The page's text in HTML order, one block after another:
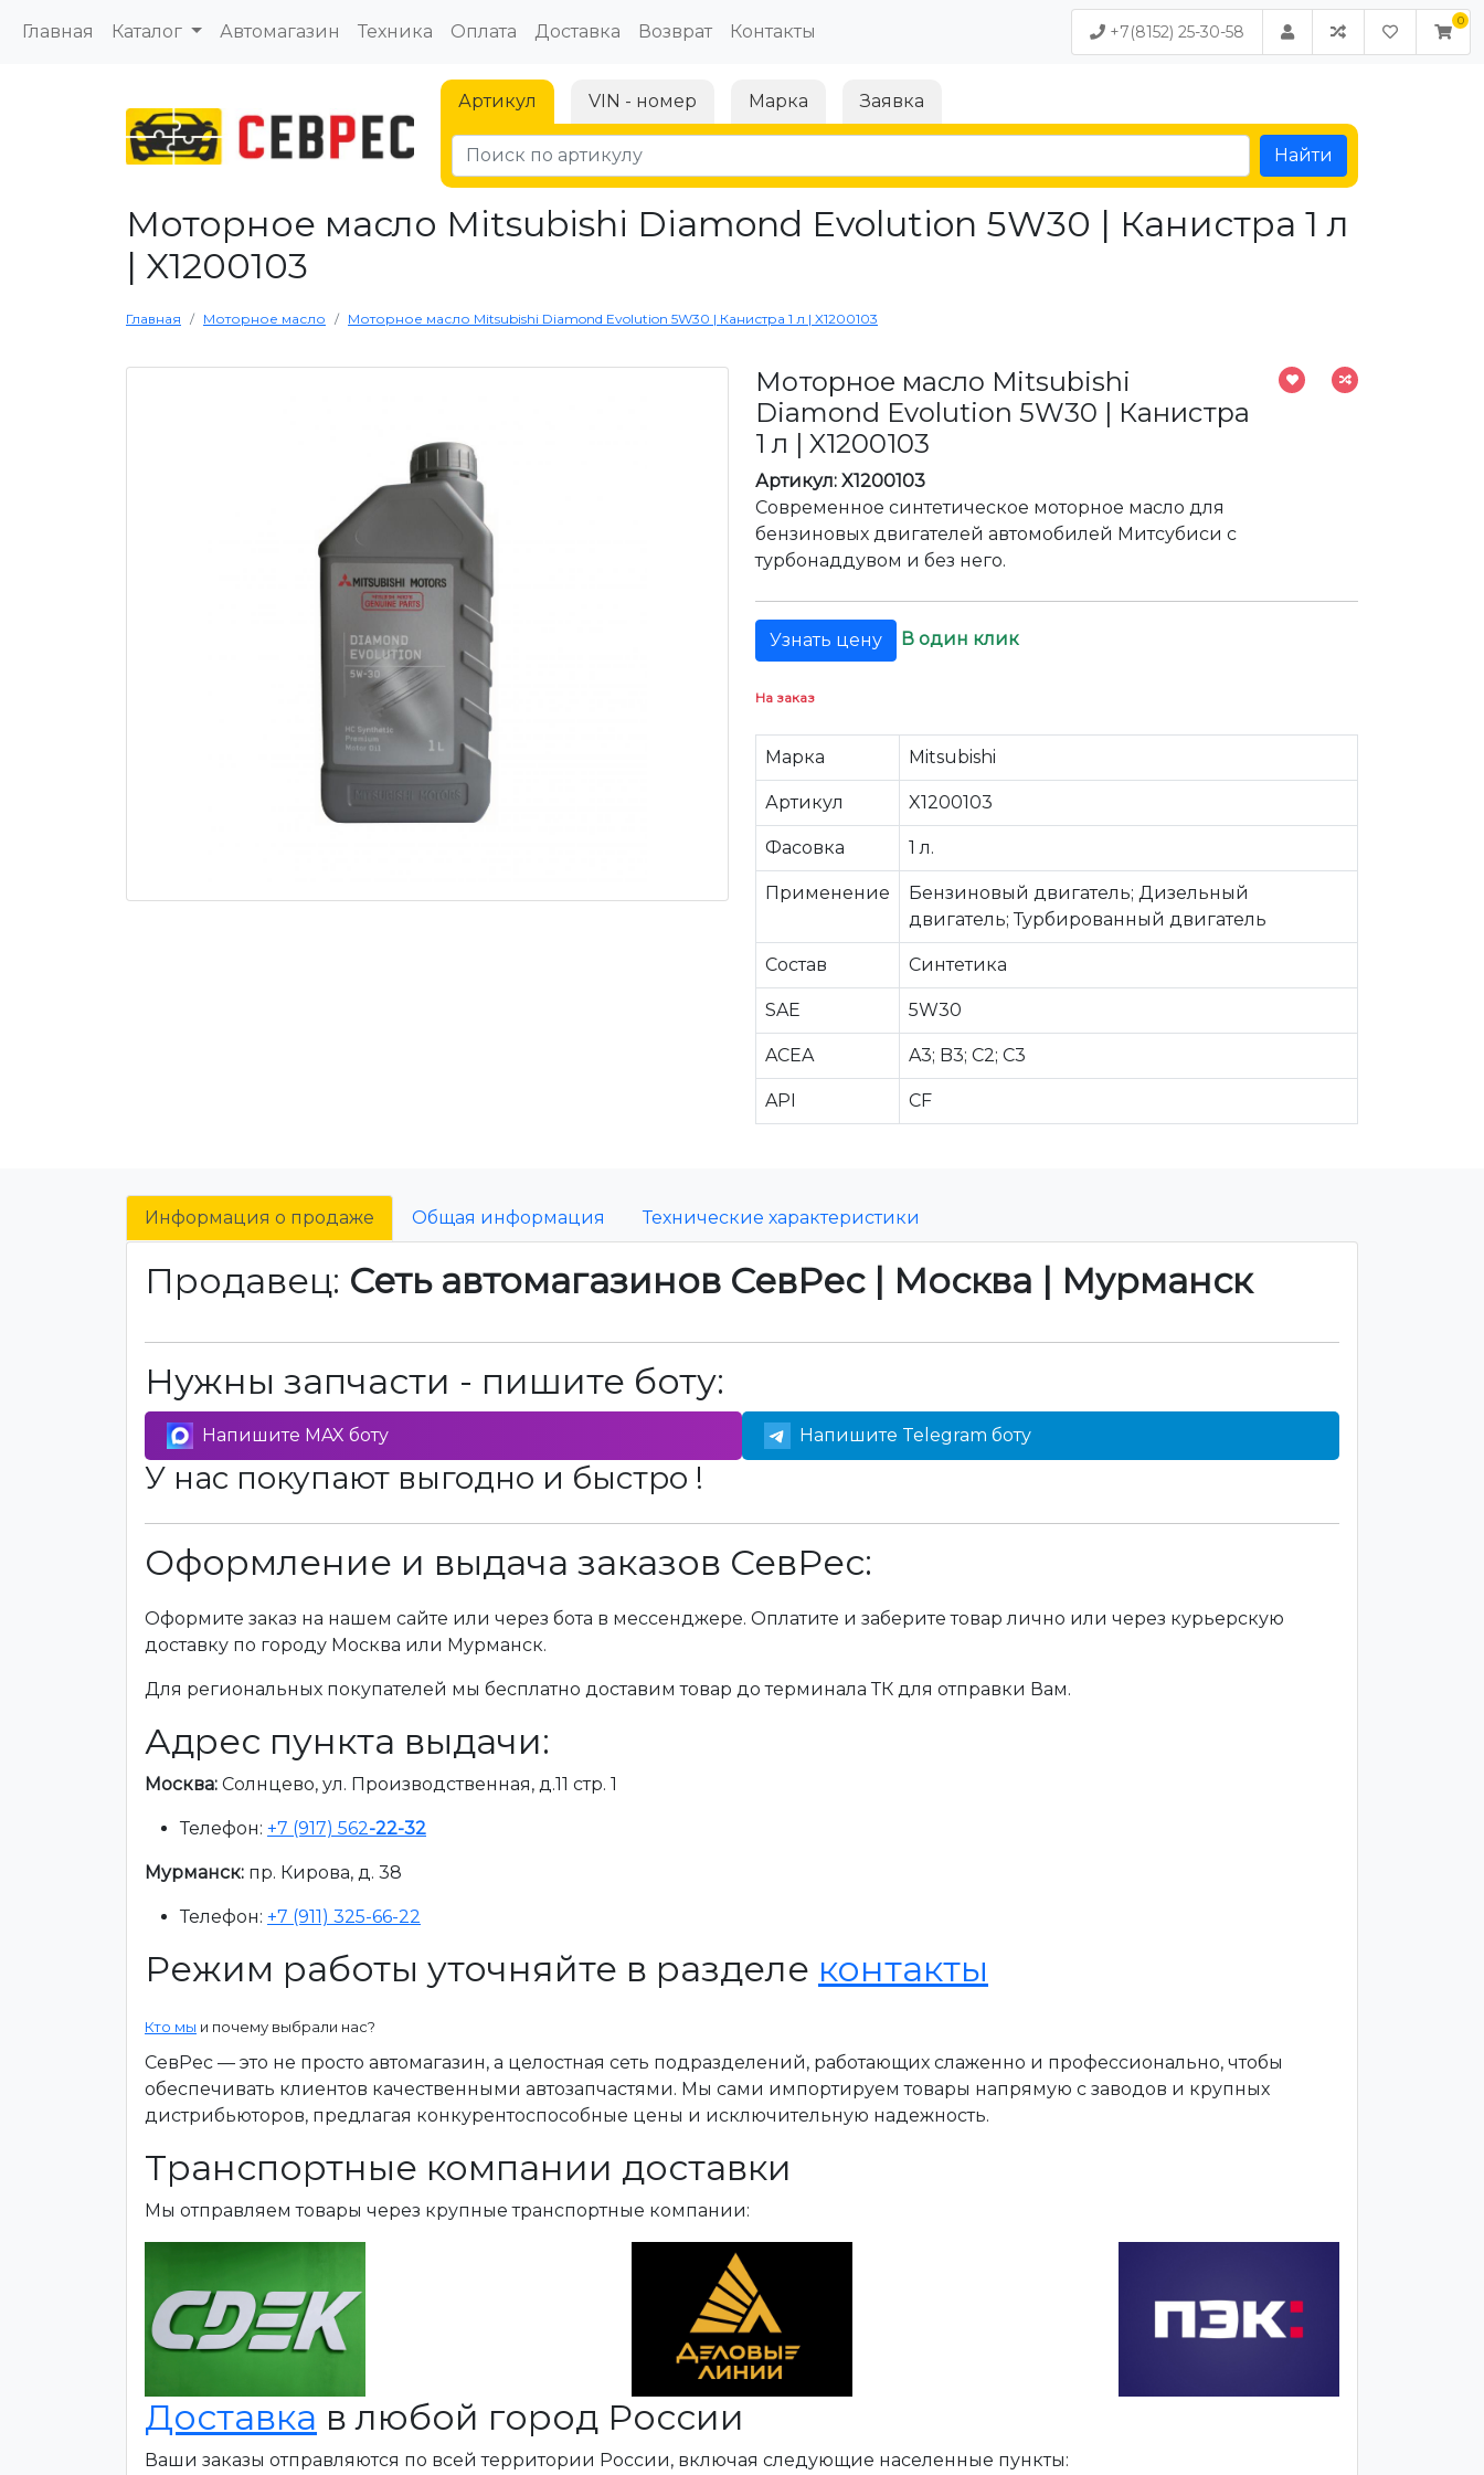
Главная Каталог Автомагазин Техника Оплата Доставка Возврат Контакты +7(8152) 25-30-58
Артикул VIN - номер Марка Заявка
Найти
Моторное масло Mitsubishi Diamond Evolution 5W30 | Канистра 1 л
| X1200103
Главная Моторное масло Моторное масло Mitsubishi Diamond Evolution 5W30 | Канистра 1 л | X1200103
Моторное масло Mitsubishi
Diamond Evolution 5W30 | Канистра
1 л | X1200103
Артикул: X1200103
Современное синтетическое моторное масло для
бензиновых двигателей автомобилей Митсубиси с
турбонаддувом и без него.
Узнать цену В один клик
На заказ
Марка Mitsubishi
Артикул X1200103
Фасовка 1 л.
Применение
Бензиновый двигатель; Дизельный
двигатель; Турбированный двигатель
Состав Синтетика
SAE 5W30
ACEA A3; B3; C2; C3
API CF
Информация о продаже Общая информация Технические характеристики
Продавец: Сеть автомагазинов СевРес | Москва | Мурманск
Нужны запчасти - пишите боту:
Напишите MAX боту Напишите Telegram боту
У нас покупают выгодно и быстро !
Оформление и выдача заказов СевРес:
Оформите заказ на нашем сайте или через бота в мессенджере. Оплатите и заберите товар лично или через курьерскую
доставку по городу Москва или Мурманск.
Для региональных покупателей мы бесплатно доставим товар до терминала ТК для отправки Вам.
Адрес пункта выдачи:
Москва: Солнцево, ул. Производственная, д.11 стр. 1
Телефон: +7 (917) 562-22-32
Мурманск: пр. Кирова, д. 38
Телефон: +7 (911) 325-66-22
Режим работы уточняйте в разделе контакты
Кто мы и почему выбрали нас?
СевРес — это не просто автомагазин, а целостная сеть подразделений, работающих слаженно и профессионально, чтобы
обеспечивать клиентов качественными автозапчастями. Мы сами импортируем товары напрямую с заводов и крупных
дистрибьюторов, предлагая конкурентоспособные цены и исключительную надежность.
Транспортные компании доставки
Мы отправляем товары через крупные транспортные компании:
Доставка в любой город России
Ваши заказы отправляются по всей территории России, включая следующие населенные пункты: